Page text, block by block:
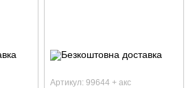
Артикул: 99644 + акс